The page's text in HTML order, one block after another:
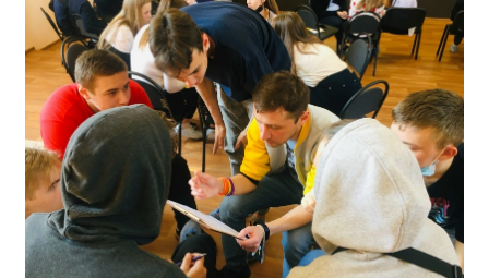
История нашего техникума
Фотографии техникума
ПОЛЕЗНЫЕ ССЫЛКИ
Министерство науки и высшего образования
РФ
Главное управление по контролю за оборотом
наркотиков